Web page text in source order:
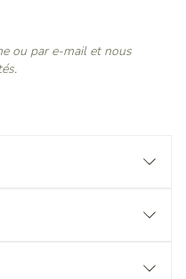
ou par e-mail et nous